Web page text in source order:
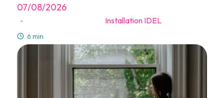
07/08/2026
- Installation IDEL
6 min